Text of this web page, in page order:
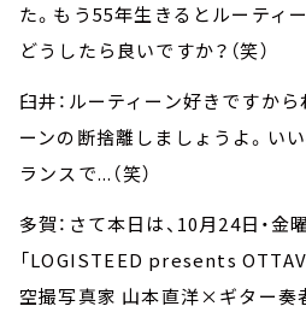
た。もう55年生きるとルーティ
どうしたら良いですか？（笑）
臼井：ルーティーン好きですから
ーンの断捨離しましょうよ。い
ランスで...（笑）
多賀：さて本日は、10月24日・金
「LOGISTEED presents
空撮写真家 山本直洋×ギター